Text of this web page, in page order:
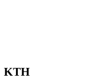
KTH